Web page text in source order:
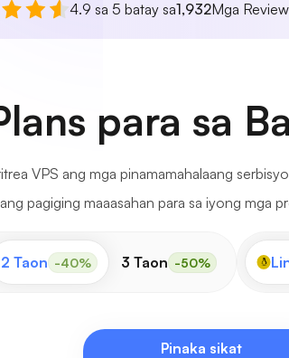
4.9 sa 5 batay sa1,932Mga
para sa
VPS ang mga pinamamahalaang
pagiging maaasahan para sa iyong mga
2 Taon -40% 3 Taon -50%
Pinaka sikat